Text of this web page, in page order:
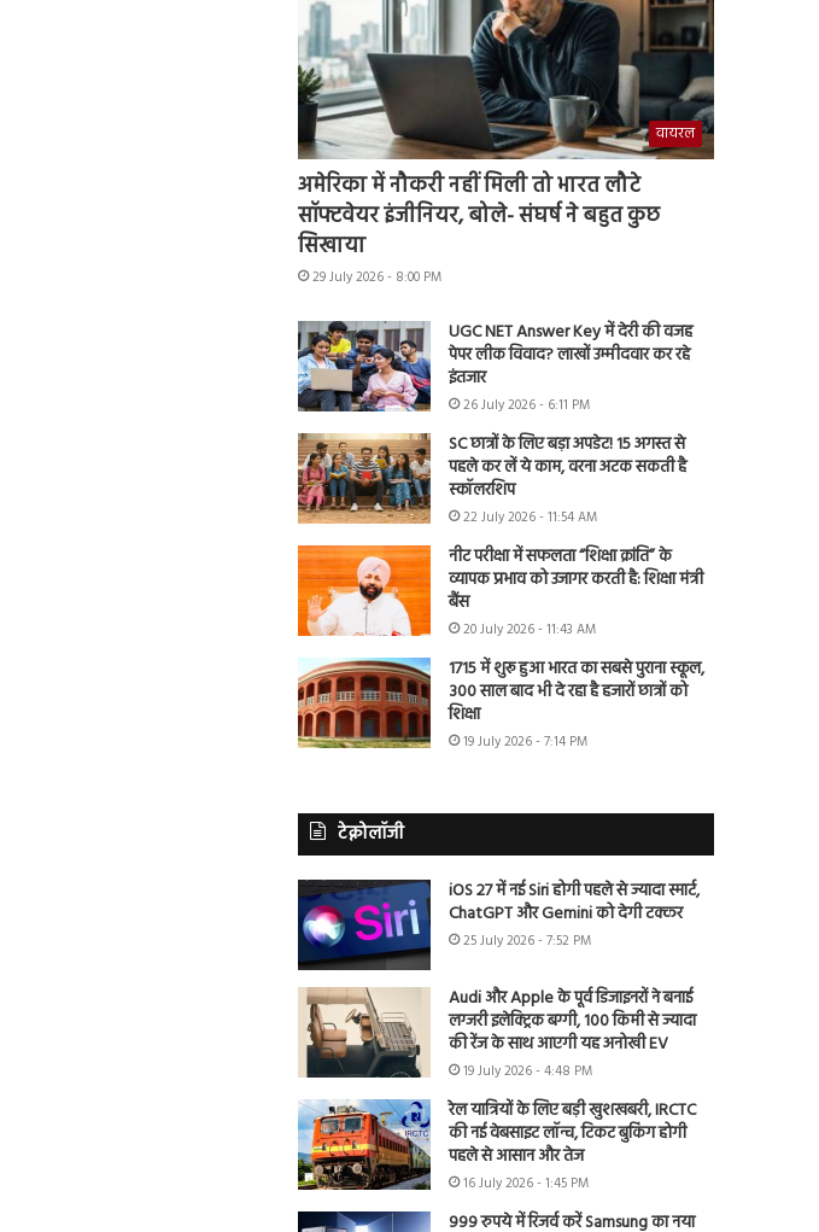
वायरल
अमेरिका में नौकरी नहीं मिली तो भारत लौटे
सॉफ्टवेयर इंजीनियर, बोले- संघर्ष ने बहुत कुछ
सिखाया
29 July 2026 - 8:00 PM
UGC NET Answer Key में देरी की वजह
पेपर लीक विवाद? लाखों उम्मीदवार कर रहे
इंतजार
26 July 2026 - 6:11 PM
SC छात्रों के लिए बड़ा अपडेट! 15 अगस्त से
पहले कर लें ये काम, वरना अटक सकती है
स्कॉलरशिप
22 July 2026 - 11:54 AM
नीट परीक्षा में सफलता “शिक्षा क्रांति” के
व्यापक प्रभाव को उजागर करती है: शिक्षा मंत्री
बैंस
20 July 2026 - 11:43 AM
1715 में शुरू हुआ भारत का सबसे पुराना स्कूल,
300 साल बाद भी दे रहा है हजारों छात्रों को
शिक्षा
19 July 2026 - 7:14 PM
टेक्नोलॉजी
iOS 27 में नई Siri होगी पहले से ज्यादा स्मार्ट,
ChatGPT और Gemini को देगी टक्कर
25 July 2026 - 7:52 PM
Audi और Apple के पूर्व डिजाइनरों ने बनाई
लग्जरी इलेक्ट्रिक बग्गी, 100 किमी से ज्यादा
की रेंज के साथ आएगी यह अनोखी EV
19 July 2026 - 4:48 PM
रेल यात्रियों के लिए बड़ी खुशखबरी, IRCTC
की नई वेबसाइट लॉन्च, टिकट बुकिंग होगी
पहले से आसान और तेज
16 July 2026 - 1:45 PM
999 रुपये में रिजर्व करें Samsung का नया